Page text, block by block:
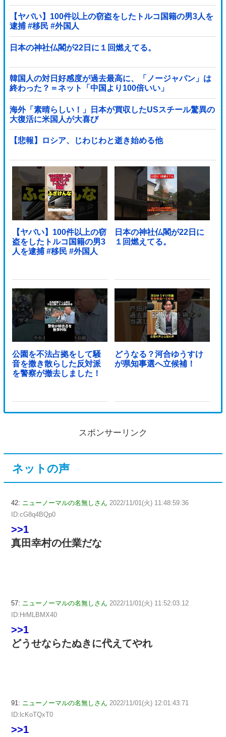
【ヤバい】100件以上の窃盗をしたトルコ国籍の男3人を
逮捕 #移民 #外国人
日本の神社仏閣が22日に１回燃えてる。
韓国人の対日好感度が過去最高に、「ノージャパン」は
終わった？＝ネット「中国より100倍いい」
海外「素晴らしい！」日本が買収したUSスチール驚異の
大復活に米国人が大喜び
【悲報】ロシア、じわじわと逝き始める他
【ヤバい】100件以上の窃
盗をしたトルコ国籍の男3
人を逮捕 #移民 #外国人
日本の神社仏閣が22日に
１回燃えてる。
公園を不法占拠をして騒
音を撒き散らした反対派
を警察が撤去しました！
どうなる？河合ゆうすけ
が県知事選へ立候補！
スポンサーリンク
ネットの声
42: ニューノーマルの名無しさん 2022/11/01(火) 11:48:59.36
ID:cG8q4BQp0
>>1
真田幸村の仕業だな
57: ニューノーマルの名無しさん 2022/11/01(火) 11:52:03.12
ID:HrMLBMX40
>>1
どうせならたぬきに代えてやれ
91: ニューノーマルの名無しさん 2022/11/01(火) 12:01:43.71
ID:lcKoTQxT0
>>1